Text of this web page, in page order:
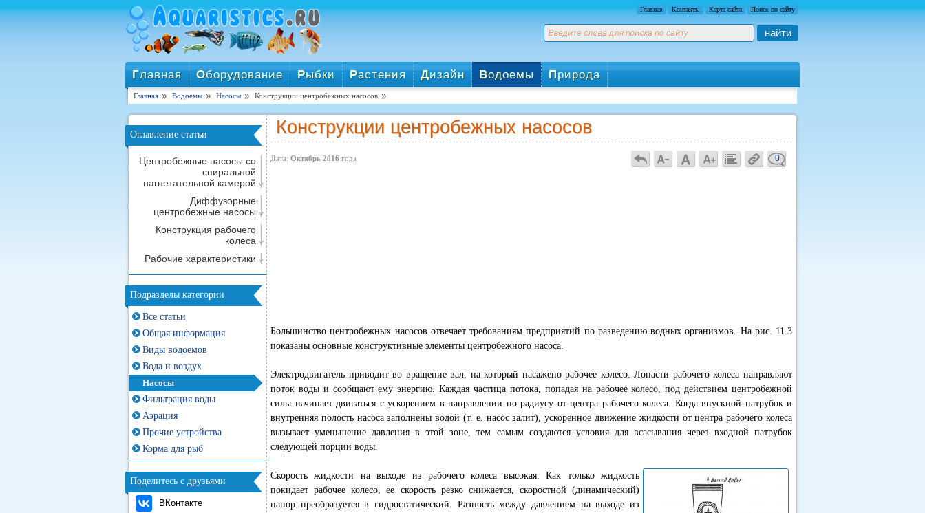
Главная Контакты Карта сайта Поиск по сайту
найти
Главная Оборудование Рыбки Растения Дизайн Водоемы Природа
Главная Водоемы Насосы Конструкции центробежных насосов
Оглавление статьи
Центробежные насосы со
спиральной
нагнетательной камерой
Диффузорные
центробежные насосы
Конструкция рабочего
колеса
Рабочие характеристики
Подразделы категории
Все статьи
Общая информация
Виды водоемов
Вода и воздух
Насосы
Фильтрация воды
Аэрация
Прочие устройства
Корма для рыб
Поделитесь с друзьями
ВКонтакте
Конструкции центробежных насосов
Дата: Октябрь 2016 года 0
Большинство центробежных насосов отвечает требованиям предприятий по разведению водных организмов. На рис. 11.3
показаны основные конструктивные элементы центробежного насоса.
Электродвигатель приводит во вращение вал, на который насажено рабочее колесо. Лопасти рабочего колеса направляют
поток воды и сообщают ему энергию. Каждая частица потока, попадая на рабочее колесо, под действием центробежной
силы начинает двигаться с ускорением в направлении по радиусу от центра рабочего колеса. Когда впускной патрубок и
внутренняя полость насоса заполнены водой (т. е. насос залит), ускоренное движение жидкости от центра рабочего колеса
вызывает уменьшение давления в этой зоне, тем самым создаются условия для всасывания через входной патрубок
следующей порции воды.
Скорость жидкости на выходе из рабочего колеса высокая. Как только жидкость
покидает рабочее колесо, ее скорость резко снижается, скоростной (динамический)
напор преобразуется в гидростатический. Разность между давлением на выходе из